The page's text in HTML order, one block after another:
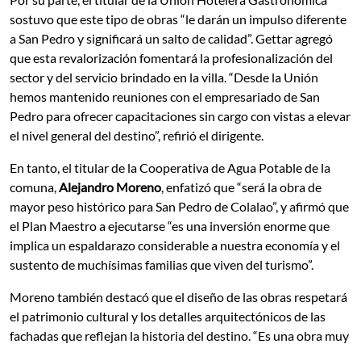
sostuvo que este tipo de obras “le darán un impulso diferente
a San Pedro y significará un salto de calidad”. Gettar agregó
que esta revalorización fomentará la profesionalización del
sector y del servicio brindado en la villa. “Desde la Unión
hemos mantenido reuniones con el empresariado de San
Pedro para ofrecer capacitaciones sin cargo con vistas a elevar
el nivel general del destino”, refirió el dirigente.
En tanto, el titular de la Cooperativa de Agua Potable de la
comuna,Alejandro Moreno, enfatizó que “será la obra de
mayor peso histórico para San Pedro de Colalao”, y afirmó que
el Plan Maestro a ejecutarse “es una inversión enorme que
implica un espaldarazo considerable a nuestra economía y el
sustento de muchísimas familias que viven del turismo”.
Moreno también destacó que el diseño de las obras respetará
el patrimonio cultural y los detalles arquitectónicos de las
fachadas que reflejan la historia del destino. “Es una obra muy